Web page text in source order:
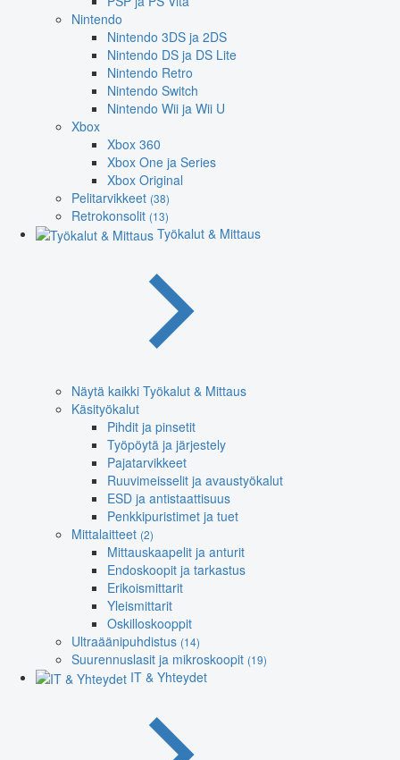
Nintendo
Nintendo 3DS ja 2DS
Nintendo DS ja DS Lite
Nintendo Retro
Nintendo Switch
Nintendo Wii ja Wii U
Xbox
Xbox 360
Xbox One ja Series
Xbox Original
Pelitarvikkeet (38)
Retrokonsolit (13)
Työkalut & Mittaus
Näytä kaikki Työkalut & Mittaus
Käsityökalut
Pihdit ja pinsetit
Työpöytä ja järjestely
Pajatarvikkeet
Ruuvimeisselit ja avaustyökalut
ESD ja antistaattisuus
Penkkipuristimet ja tuet
Mittalaitteet (2)
Mittauskaapelit ja anturit
Endoskoopit ja tarkastus
Erikoismittarit
Yleismittarit
Oskilloskooppit
Ultraäänipuhdistus (14)
Suurennuslasit ja mikroskoopit (19)
IT & Yhteydet